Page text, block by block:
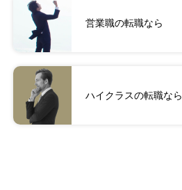
営業職の転職なら
ハイクラスの転職なら